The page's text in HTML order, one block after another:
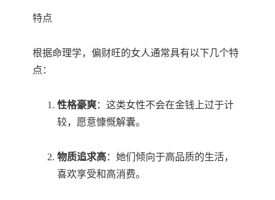
特点
根据命理学，偏财旺的女人通常具有以下几个特
点：
性格豪爽：这类女性不会在金钱上过于计
较，愿意慷慨解囊。
物质追求高：她们倾向于高品质的生活，
喜欢享受和高消费。